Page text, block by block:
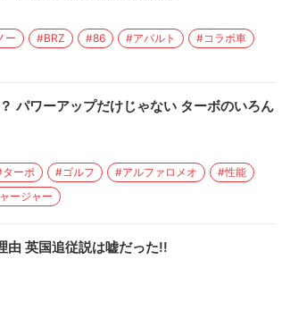
ー #BRZ #86 #アバルト #コラボ車
パワーアップだけじゃない ターボのいろん
ーボ #ゴルフ #アルファロメオ
#性能
ージャー
英国追従説は嘘だった!!